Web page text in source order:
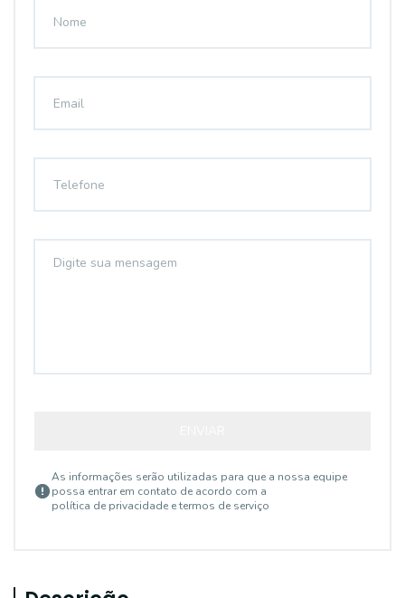
As informações serão utilizadas para que a nossa equipe
possa entrar em contato de acordo com a
política de privacidade e termos de serviço